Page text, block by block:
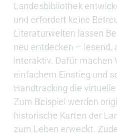
Landesbibliothek
und erfordert keine
Literaturwelten lassen
neu entdecken – lesend,
interaktiv. Dafür machen
einfachem Einstieg und
Handtracking die
Zum Beispiel werden
historische Karten der
zum Leben erweckt.